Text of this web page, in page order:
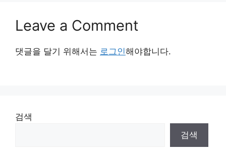
Leave a Comment
댓글을 달기 위해서는 로그인해야합니다.
검색
검색